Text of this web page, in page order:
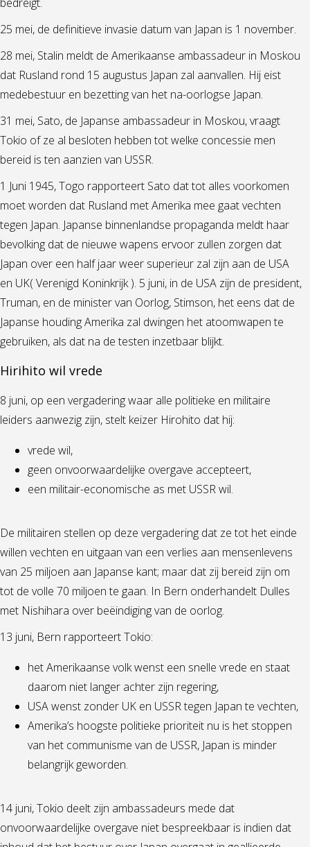
25 mei, de definitieve invasie datum van Japan is 1 november.
28 mei, Stalin meldt de Amerikaanse ambassadeur in Moskou
dat Rusland rond 15 augustus Japan zal aanvallen. Hij eist
medebestuur en bezetting van het na-oorlogse Japan.
31 mei, Sato, de Japanse ambassadeur in Moskou, vraagt
Tokio of ze al besloten hebben tot welke concessie men
bereid is ten aanzien van USSR.
1 Juni 1945, Togo rapporteert Sato dat tot alles voorkomen
moet worden dat Rusland met Amerika mee gaat vechten
tegen Japan. Japanse binnenlandse propaganda meldt haar
bevolking dat de nieuwe wapens ervoor zullen zorgen dat
Japan over een half jaar weer superieur zal zijn aan de USA
en UK( Verenigd Koninkrijk ). 5 juni, in de USA zijn de president,
Truman, en de minister van Oorlog, Stimson, het eens dat de
Japanse houding Amerika zal dwingen het atoomwapen te
gebruiken, als dat na de testen inzetbaar blijkt.
Hirihito wil vrede
8 juni, op een vergadering waar alle politieke en militaire
leiders aanwezig zijn, stelt keizer Hirohito dat hij:
vrede wil,
geen onvoorwaardelijke overgave accepteert,
een militair-economische as met USSR wil.
De militairen stellen op deze vergadering dat ze tot het einde
willen vechten en uitgaan van een verlies aan mensenlevens
van 25 miljoen aan Japanse kant; maar dat zij bereid zijn om
tot de volle 70 miljoen te gaan. In Bern onderhandelt Dulles
met Nishihara over beëindiging van de oorlog.
13 juni, Bern rapporteert Tokio:
het Amerikaanse volk wenst een snelle vrede en staat
daarom niet langer achter zijn regering,
USA wenst zonder UK en USSR tegen Japan te vechten,
Amerika’s hoogste politieke prioriteit nu is het stoppen
van het communisme van de USSR, Japan is minder
belangrijk geworden.
14 juni, Tokio deelt zijn ambassadeurs mede dat
onvoorwaardelijke overgave niet bespreekbaar is indien dat